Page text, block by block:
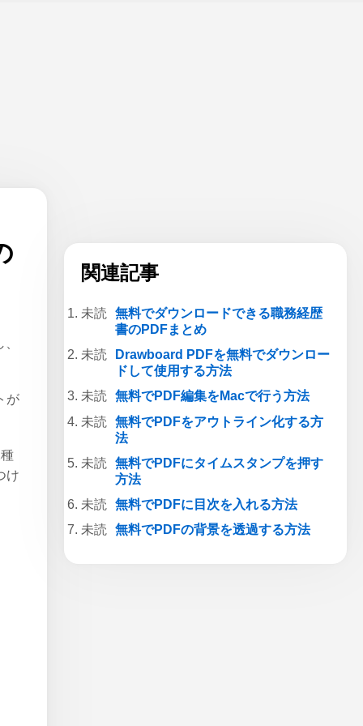
が
け
関連記事
無料でダウンロードできる職務経歴
書のPDFまとめ
Drawboard PDFを無料でダウンロー
ドして使用する方法
無料でPDF編集をMacで行う方法
無料でPDFをアウトライン化する方
法
無料でPDFにタイムスタンプを押す
方法
無料でPDFに目次を入れる方法
無料でPDFの背景を透過する方法